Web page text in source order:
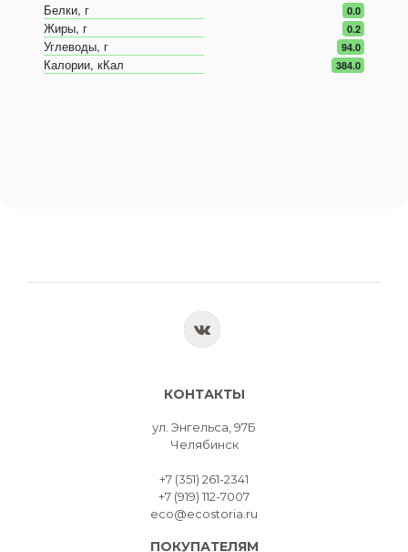
Белки, г 0.0
Жиры, г 0.2
Углеводы, г 94.0
Калории, кКал 384.0
КОНТАКТЫ
ул. Энгельса, 97Б
Челябинск
+7 (351) 261-2341
+7 (919) 112-7007
eco@ecostoria.ru
ПОКУПАТЕЛЯМ